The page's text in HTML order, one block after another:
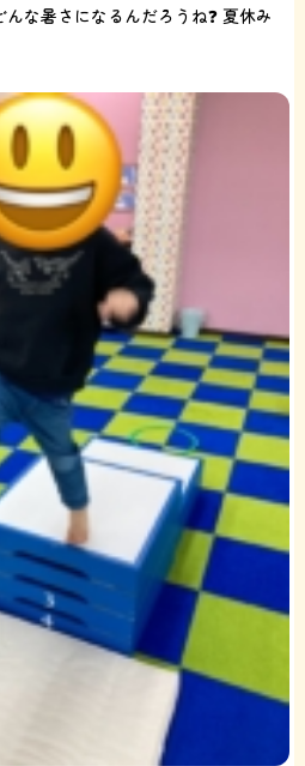
な暑さになるんだろうね❓ 夏休み